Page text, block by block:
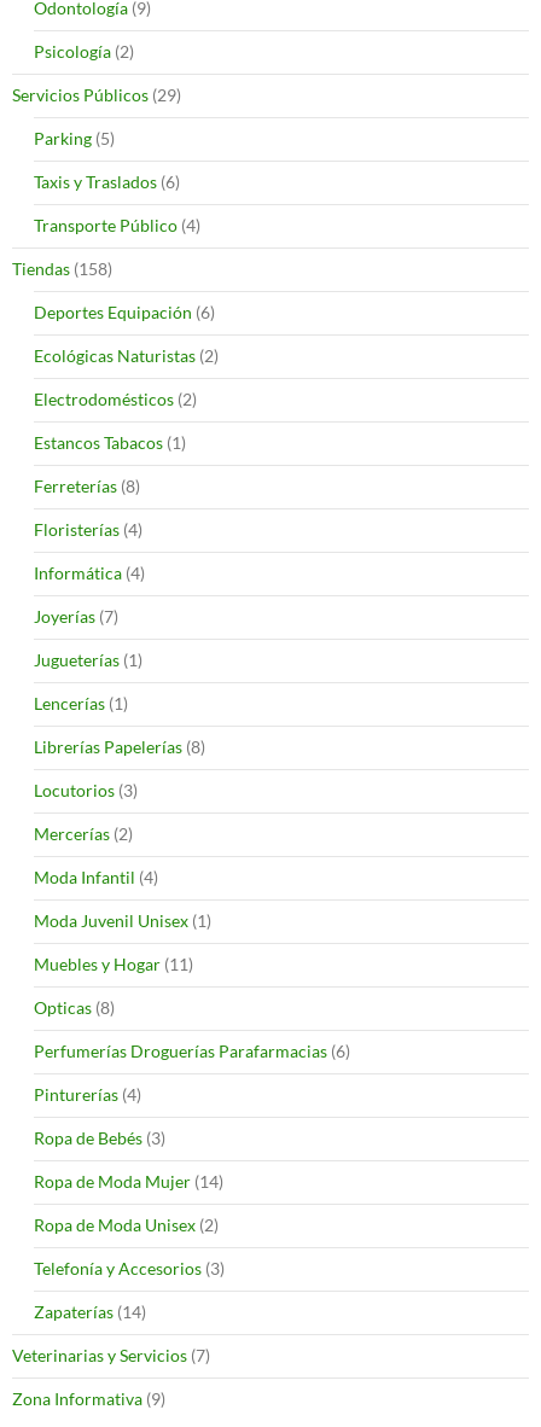
Odontología (9)
Psicología (2)
Servicios Públicos (29)
Parking (5)
Taxis y Traslados (6)
Transporte Público (4)
Tiendas (158)
Deportes Equipación (6)
Ecológicas Naturistas (2)
Electrodomésticos (2)
Estancos Tabacos (1)
Ferreterías (8)
Floristerías (4)
Informática (4)
Joyerías (7)
Jugueterías (1)
Lencerías (1)
Librerías Papelerías (8)
Locutorios (3)
Mercerías (2)
Moda Infantil (4)
Moda Juvenil Unisex (1)
Muebles y Hogar (11)
Opticas (8)
Perfumerías Droguerías Parafarmacias (6)
Pinturerías (4)
Ropa de Bebés (3)
Ropa de Moda Mujer (14)
Ropa de Moda Unisex (2)
Telefonía y Accesorios (3)
Zapaterías (14)
Veterinarias y Servicios (7)
Zona Informativa (9)